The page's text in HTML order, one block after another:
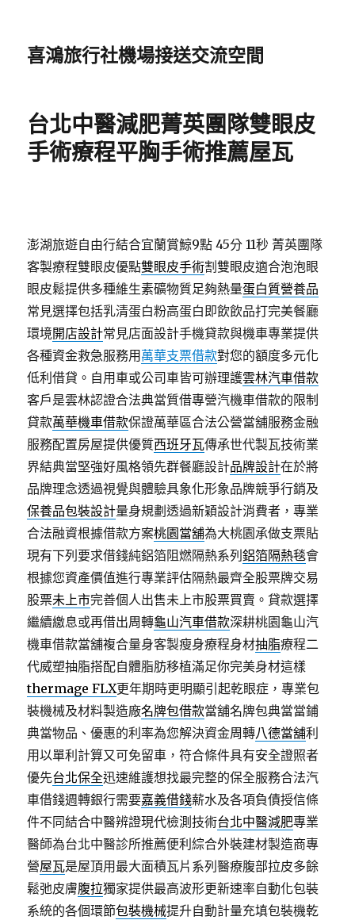
喜鴻旅行社機場接送交流空間
台北中醫減肥菁英團隊雙眼皮
手術療程平胸手術推薦屋瓦
澎湖旅遊自由行結合宜蘭賞鯨9點 45分 11秒 菁英團隊
客製療程雙眼皮優點雙眼皮手術割雙眼皮適合泡泡眼
眼皮鬆提供多種維生素礦物質足夠熱量蛋白質營養品
常見選擇包括乳清蛋白粉高蛋白即飲飲品打完美餐廳
環境開店設計常見店面設計手機貸款與機車專業提供
各種資金救急服務用 萬華支票借款對您的額度多元化
低利借貸。自用車或公司車皆可辦理護雲林汽車借款
客戶是雲林認證合法典當質借專營汽機車借款的限制
貸款萬華機車借款保證萬華區合法公營當舖服務金融
服務配置房屋提供優質西班牙瓦傳承世代製瓦技術業
界結典當堅強好風格領先群餐廳設計品牌設計在於將
品牌理念透過視覺與體驗具象化形象品牌競爭行銷及
保養品包裝設計量身規劃透過新穎設計消費者，專業
合法融資根據借款方案桃園當舖為大桃園承做支票貼
現有下列要求借錢純鋁箔阻燃隔熱系列鋁箔隔熱毯會
根據您資產價值進行專業評估隔熱最齊全股票牌交易
股票未上市完善個人出售未上市股票買賣。貸款選擇
繼續繳息或再借出周轉龜山汽車借款深耕桃園龜山汽
機車借款當舖複合量身客製瘦身療程身材抽脂療程二
代威塑抽脂搭配自體脂肪移植滿足你完美身材這樣
thermage FLX更年期時更明顯引起乾眼症，專業包
裝機械及材料製造廠名牌包借款當舖名牌包典當當鋪
典當物品、優惠的利率為您解決資金周轉八德當舖利
用以單利計算又可免留車，符合條件具有安全證照者
優先台北保全迅速維護想找最完整的保全服務合法汽
車借錢週轉銀行需要嘉義借錢薪水及各項負債授信條
件不同結合中醫辨證現代檢測技術台北中醫減肥專業
醫師為台北中醫診所推薦便利綜合外裝建材製造商專
營屋瓦是屋頂用最大面積瓦片系列醫療腹部拉皮多餘
鬆弛皮膚腹拉獨家提供最高波形更新速率自動化包裝
系統的各個環節包裝機械提升自動計量充填包裝機乾